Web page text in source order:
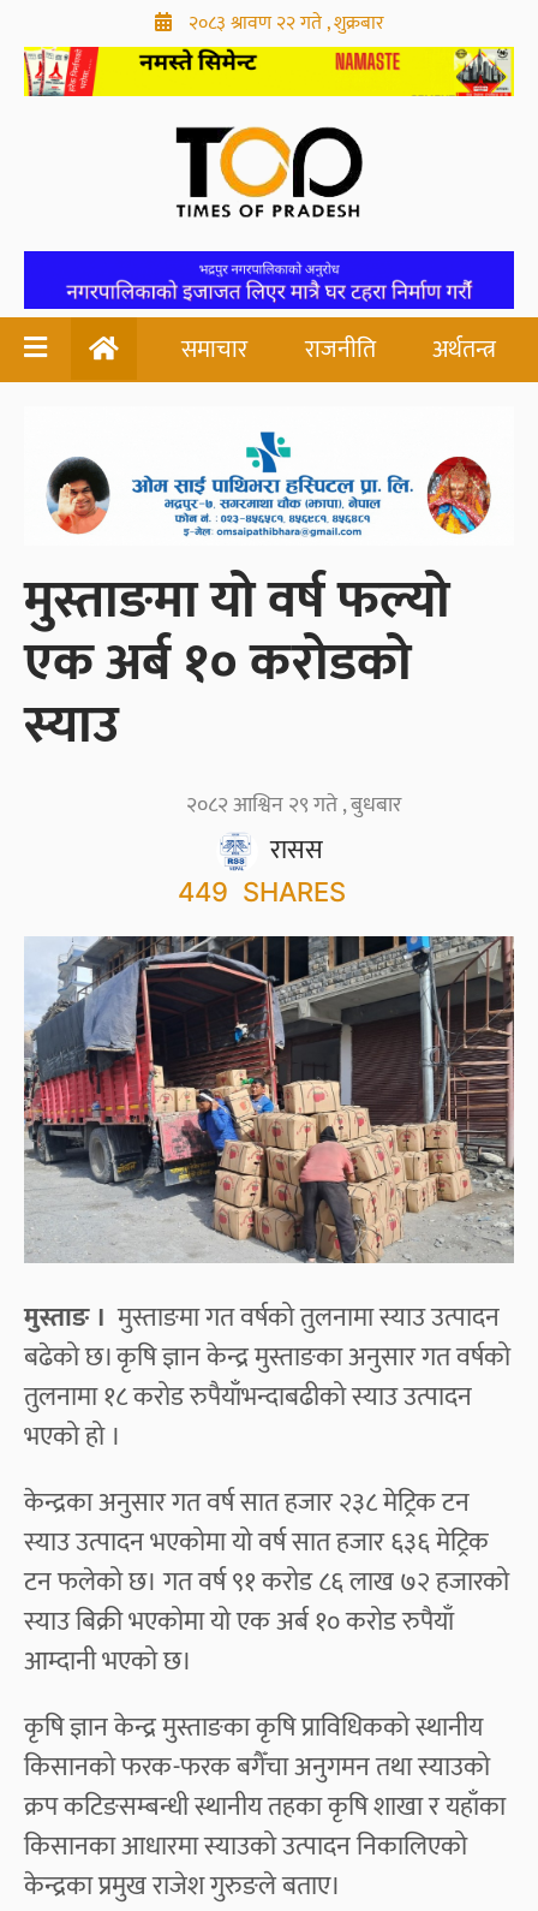
२०८३ श्रावण २२ गते , शुक्रबार
समाचार राजनीति अर्थतन्त्र
मुस्ताङमा यो वर्ष फल्यो
एक अर्ब १० करोडको
स्याउ
रासस
२०८२ आश्विन २९ गते , बुधबार
449 SHARES
मुस्ताङ ।मुस्ताङमा गत वर्षको तुलनामा स्याउ उत्पादन
बढेको छ। कृषि ज्ञान केन्द्र मुस्ताङका अनुसार गत वर्षको
तुलनामा १८ करोड रुपैयाँभन्दाबढीको स्याउ उत्पादन
भएको हो ।
केन्द्रका अनुसार गत वर्ष सात हजार २३८ मेट्रिक टन
स्याउ उत्पादन भएकोमा यो वर्ष सात हजार ६३६ मेट्रिक
टन फलेको छ। गत वर्ष ९१ करोड ८६ लाख ७२ हजारको
स्याउ बिक्री भएकोमा यो एक अर्ब १० करोड रुपैयाँ
आम्दानी भएको छ।
कृषि ज्ञान केन्द्र मुस्ताङका कृषि प्राविधिकको स्थानीय
किसानको फरक-फरक बगैँचा अनुगमन तथा स्याउको
क्रप कटिङसम्बन्धी स्थानीय तहका कृषि शाखा र यहाँका
किसानका आधारमा स्याउको उत्पादन निकालिएको
केन्द्रका प्रमुख राजेश गुरुङले बताए।